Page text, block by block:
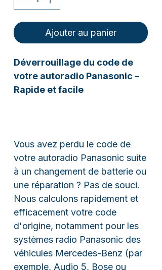
Ajouter au panier
Déverrouillage du code de
votre autoradio Panasonic –
Rapide et facile
Vous avez perdu le code de
votre autoradio Panasonic suite
à un changement de batterie ou
une réparation ? Pas de souci.
Nous calculons rapidement et
efficacement votre code
d'origine, notamment pour les
systèmes radio Panasonic des
véhicules Mercedes-Benz (par
exemple, Audio 5, Bose ou